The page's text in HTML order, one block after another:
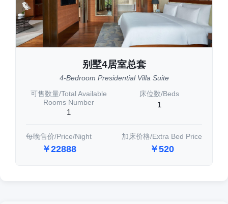
别墅4居室总套
4-Bedroom Presidential Villa Suite
可售数量/Total Available
Rooms Number
1
床位数/Beds
1
每晚售价/Price/Night
￥22888
加床价格/Extra Bed Price
￥520